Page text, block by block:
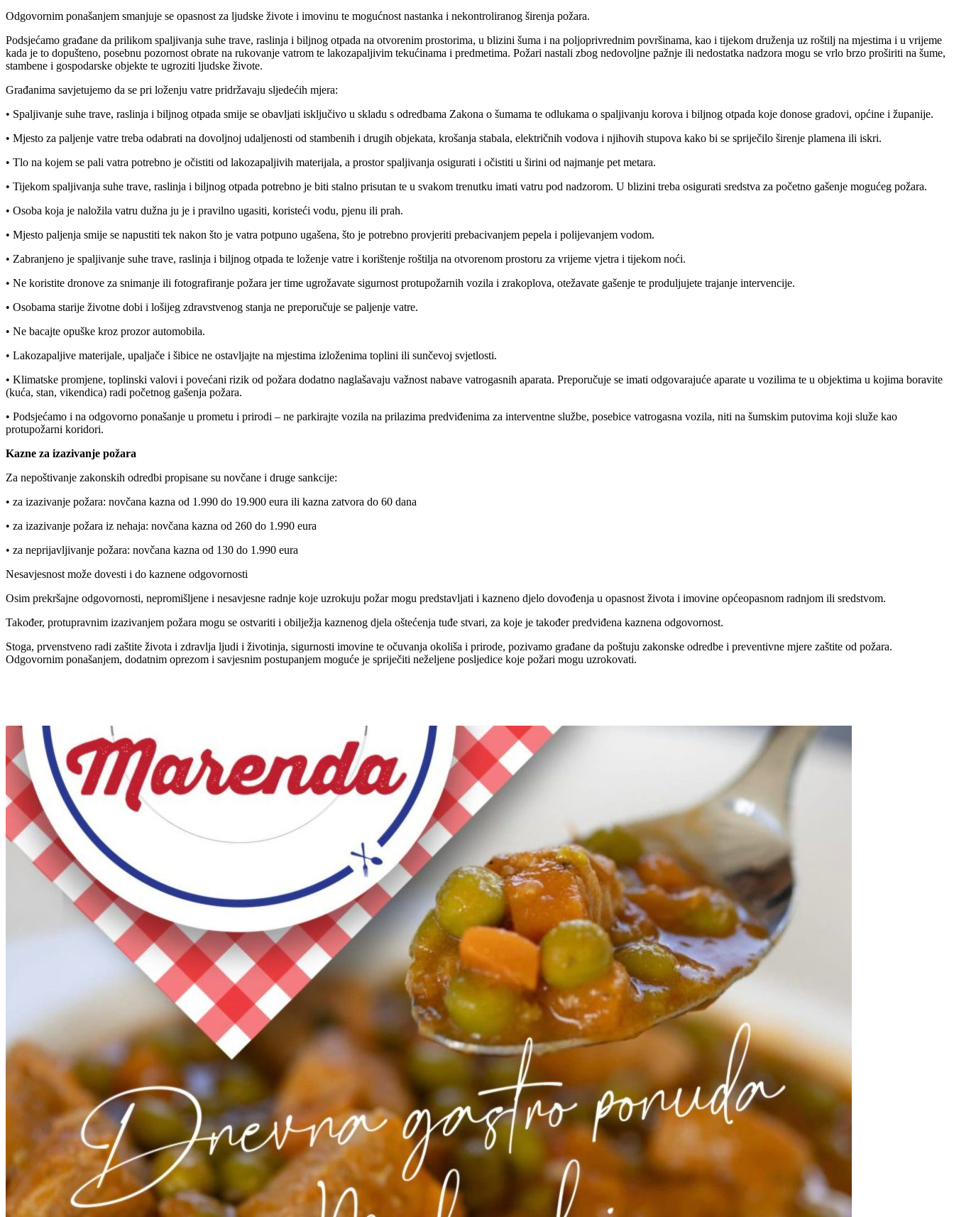
Odgovornim ponašanjem smanjuje se opasnost za ljudske živote i imovinu te mogućnost nastanka i nekontroliranog širenja požara.
Podsjećamo građane da prilikom spaljivanja suhe trave, raslinja i biljnog otpada na otvorenim prostorima, u blizini šuma i na poljoprivrednim površinama, kao i tijekom druženja uz roštilj na mjestima i u vrijeme
kada je to dopušteno, posebnu pozornost obrate na rukovanje vatrom te lakozapaljivim tekućinama i predmetima. Požari nastali zbog nedovoljne pažnje ili nedostatka nadzora mogu se vrlo brzo proširiti na šume,
stambene i gospodarske objekte te ugroziti ljudske živote.
Građanima savjetujemo da se pri loženju vatre pridržavaju sljedećih mjera:
• Spaljivanje suhe trave, raslinja i biljnog otpada smije se obavljati isključivo u skladu s odredbama Zakona o šumama te odlukama o spaljivanju korova i biljnog otpada koje donose gradovi, općine i županije.
• Mjesto za paljenje vatre treba odabrati na dovoljnoj udaljenosti od stambenih i drugih objekata, krošanja stabala, električnih vodova i njihovih stupova kako bi se spriječilo širenje plamena ili iskri.
• Tlo na kojem se pali vatra potrebno je očistiti od lakozapaljivih materijala, a prostor spaljivanja osigurati i očistiti u širini od najmanje pet metara.
• Tijekom spaljivanja suhe trave, raslinja i biljnog otpada potrebno je biti stalno prisutan te u svakom trenutku imati vatru pod nadzorom. U blizini treba osigurati sredstva za početno gašenje mogućeg požara.
• Osoba koja je naložila vatru dužna ju je i pravilno ugasiti, koristeći vodu, pjenu ili prah.
• Mjesto paljenja smije se napustiti tek nakon što je vatra potpuno ugašena, što je potrebno provjeriti prebacivanjem pepela i polijevanjem vodom.
• Zabranjeno je spaljivanje suhe trave, raslinja i biljnog otpada te loženje vatre i korištenje roštilja na otvorenom prostoru za vrijeme vjetra i tijekom noći.
• Ne koristite dronove za snimanje ili fotografiranje požara jer time ugrožavate sigurnost protupožarnih vozila i zrakoplova, otežavate gašenje te produljujete trajanje intervencije.
• Osobama starije životne dobi i lošijeg zdravstvenog stanja ne preporučuje se paljenje vatre.
• Ne bacajte opuške kroz prozor automobila.
• Lakozapaljive materijale, upaljače i šibice ne ostavljajte na mjestima izloženima toplini ili sunčevoj svjetlosti.
• Klimatske promjene, toplinski valovi i povećani rizik od požara dodatno naglašavaju važnost nabave vatrogasnih aparata. Preporučuje se imati odgovarajuće aparate u vozilima te u objektima u kojima boravite
(kuća, stan, vikendica) radi početnog gašenja požara.
• Podsjećamo i na odgovorno ponašanje u prometu i prirodi – ne parkirajte vozila na prilazima predviđenima za interventne službe, posebice vatrogasna vozila, niti na šumskim putovima koji služe kao
protupožarni koridori.
Kazne za izazivanje požara
Za nepoštivanje zakonskih odredbi propisane su novčane i druge sankcije:
• za izazivanje požara: novčana kazna od 1.990 do 19.900 eura ili kazna zatvora do 60 dana
• za izazivanje požara iz nehaja: novčana kazna od 260 do 1.990 eura
• za neprijavljivanje požara: novčana kazna od 130 do 1.990 eura
Nesavjesnost može dovesti i do kaznene odgovornosti
Osim prekršajne odgovornosti, nepromišljene i nesavjesne radnje koje uzrokuju požar mogu predstavljati i kazneno djelo dovođenja u opasnost života i imovine općeopasnom radnjom ili sredstvom.
Također, protupravnim izazivanjem požara mogu se ostvariti i obilježja kaznenog djela oštećenja tuđe stvari, za koje je također predviđena kaznena odgovornost.
Stoga, prvenstveno radi zaštite života i zdravlja ljudi i životinja, sigurnosti imovine te očuvanja okoliša i prirode, pozivamo građane da poštuju zakonske odredbe i preventivne mjere zaštite od požara.
Odgovornim ponašanjem, dodatnim oprezom i savjesnim postupanjem moguće je spriječiti neželjene posljedice koje požari mogu uzrokovati.